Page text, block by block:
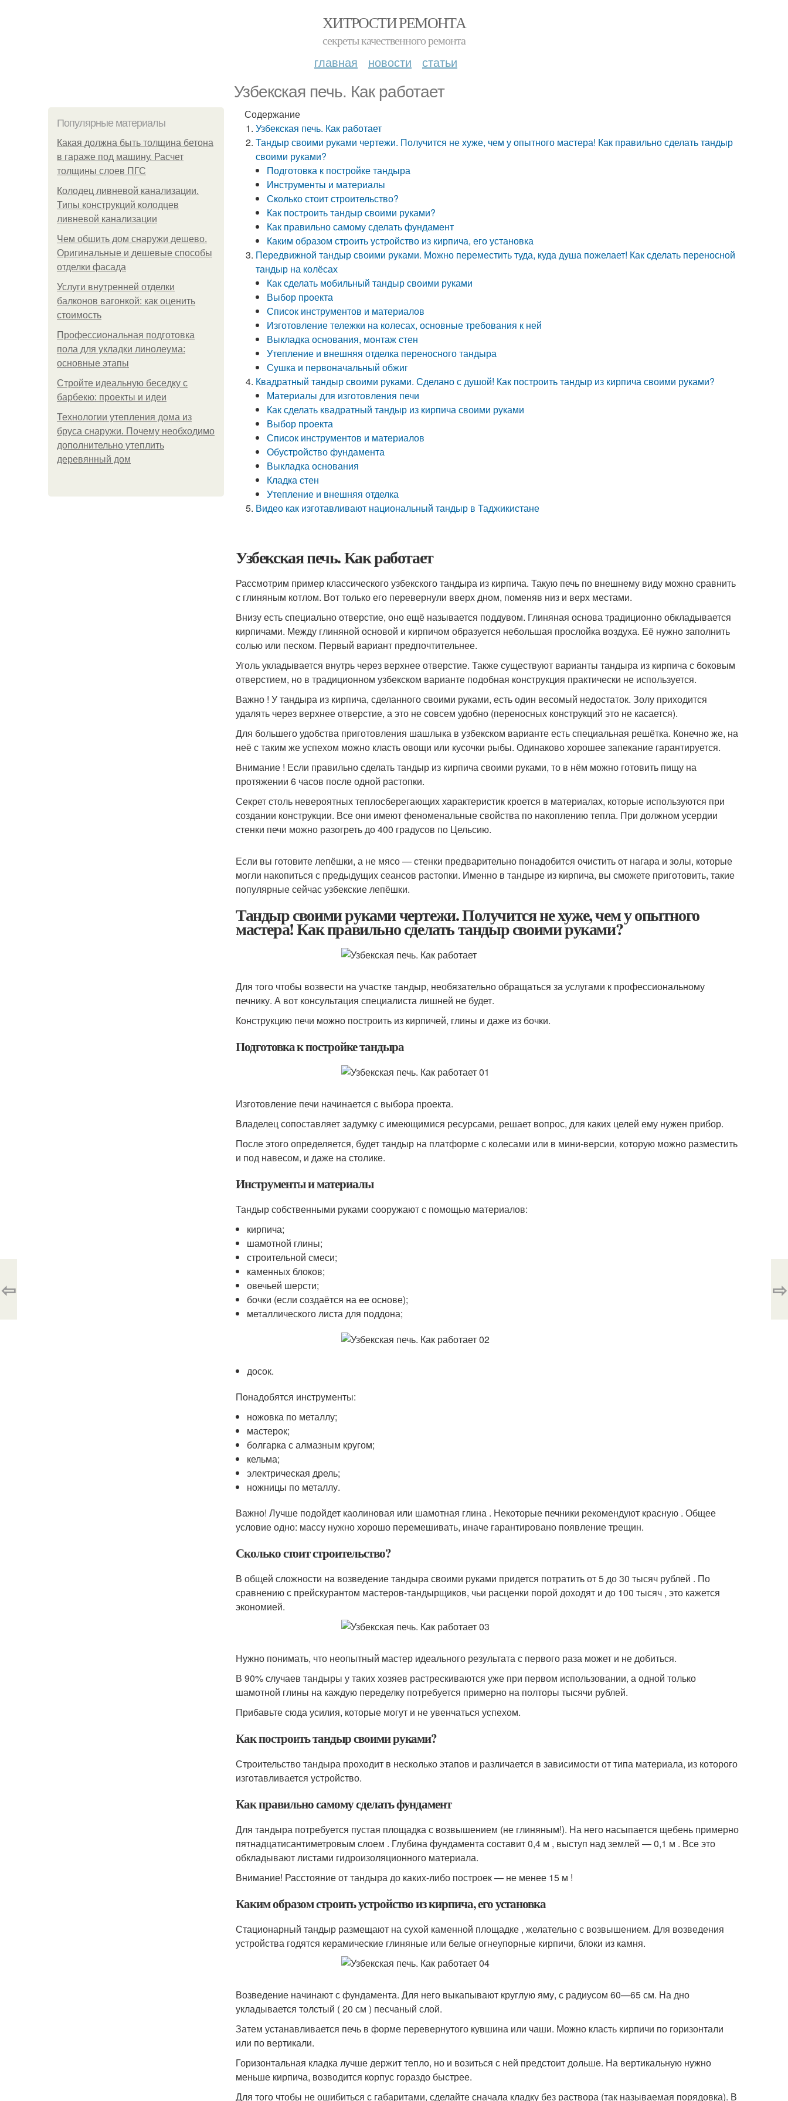
ХИТРОСТИ РЕМОНТА
секреты качественного ремонта
главная новости статьи
Узбекская печь. Как работает
Популярные материалы
Какая должна быть толщина бетона
в гараже под машину. Расчет
толщины слоев ПГС
Колодец ливневой канализации.
Типы конструкций колодцев
ливневой канализации
Чем обшить дом снаружи дешево.
Оригинальные и дешевые способы
отделки фасада
Услуги внутренней отделки
балконов вагонкой: как оценить
стоимость
Профессиональная подготовка
пола для укладки линолеума:
основные этапы
Стройте идеальную беседку с
барбекю: проекты и идеи
Технологии утепления дома из
бруса снаружи. Почему необходимо
дополнительно утеплить
деревянный дом
Содержание
Узбекская печь. Как работает
Тандыр своими руками чертежи. Получится не хуже, чем у опытного мастера! Как правильно сделать тандыр
своими руками?
Подготовка к постройке тандыра
Инструменты и материалы
Сколько стоит строительство?
Как построить тандыр своими руками?
Как правильно самому сделать фундамент
Каким образом строить устройство из кирпича, его установка
Передвижной тандыр своими руками. Можно переместить туда, куда душа пожелает! Как сделать переносной
тандыр на колёсах
Как сделать мобильный тандыр своими руками
Выбор проекта
Список инструментов и материалов
Изготовление тележки на колесах, основные требования к ней
Выкладка основания, монтаж стен
Утепление и внешняя отделка переносного тандыра
Сушка и первоначальный обжиг
Квадратный тандыр своими руками. Сделано с душой! Как построить тандыр из кирпича своими руками?
Материалы для изготовления печи
Как сделать квадратный тандыр из кирпича своими руками
Выбор проекта
Список инструментов и материалов
Обустройство фундамента
Выкладка основания
Кладка стен
Утепление и внешняя отделка
Видео как изготавливают национальный тандыр в Таджикистане
Узбекская печь. Как работает
Рассмотрим пример классического узбекского тандыра из кирпича. Такую печь по внешнему виду можно сравнить
с глиняным котлом. Вот только его перевернули вверх дном, поменяв низ и верх местами.
Внизу есть специально отверстие, оно ещё называется поддувом. Глиняная основа традиционно обкладывается
кирпичами. Между глиняной основой и кирпичом образуется небольшая прослойка воздуха. Её нужно заполнить
солью или песком. Первый вариант предпочтительнее.
Уголь укладывается внутрь через верхнее отверстие. Также существуют варианты тандыра из кирпича с боковым
отверстием, но в традиционном узбекском варианте подобная конструкция практически не используется.
Важно ! У тандыра из кирпича, сделанного своими руками, есть один весомый недостаток. Золу приходится
удалять через верхнее отверстие, а это не совсем удобно (переносных конструкций это не касается).
Для большего удобства приготовления шашлыка в узбекском варианте есть специальная решётка. Конечно же, на
неё с таким же успехом можно класть овощи или кусочки рыбы. Одинаково хорошее запекание гарантируется.
Внимание ! Если правильно сделать тандыр из кирпича своими руками, то в нём можно готовить пищу на
протяжении 6 часов после одной растопки.
Секрет столь невероятных теплосберегающих характеристик кроется в материалах, которые используются при
создании конструкции. Все они имеют феноменальные свойства по накоплению тепла. При должном усердии
стенки печи можно разогреть до 400 градусов по Цельсию.
Если вы готовите лепёшки, а не мясо — стенки предварительно понадобится очистить от нагара и золы, которые
могли накопиться с предыдущих сеансов растопки. Именно в тандыре из кирпича, вы сможете приготовить, такие
популярные сейчас узбекские лепёшки.
Тандыр своими руками чертежи. Получится не хуже, чем у опытного
мастера! Как правильно сделать тандыр своими руками?
Для того чтобы возвести на участке тандыр, необязательно обращаться за услугами к профессиональному
печнику. А вот консультация специалиста лишней не будет.
Конструкцию печи можно построить из кирпичей, глины и даже из бочки.
Подготовка к постройке тандыра
Изготовление печи начинается с выбора проекта.
Владелец сопоставляет задумку с имеющимися ресурсами, решает вопрос, для каких целей ему нужен прибор.
После этого определяется, будет тандыр на платформе с колесами или в мини-версии, которую можно разместить
и под навесом, и даже на столике.
Инструменты и материалы
Тандыр собственными руками сооружают с помощью материалов:
кирпича;
шамотной глины;
строительной смеси;
каменных блоков;
овечьей шерсти;
бочки (если создаётся на ее основе);
металлического листа для поддона;
досок.
Понадобятся инструменты:
ножовка по металлу;
мастерок;
болгарка с алмазным кругом;
кельма;
электрическая дрель;
ножницы по металлу.
Важно! Лучше подойдет каолиновая или шамотная глина . Некоторые печники рекомендуют красную . Общее
условие одно: массу нужно хорошо перемешивать, иначе гарантировано появление трещин.
Сколько стоит строительство?
В общей сложности на возведение тандыра своими руками придется потратить от 5 до 30 тысяч рублей . По
сравнению с прейскурантом мастеров-тандырщиков, чьи расценки порой доходят и до 100 тысяч , это кажется
экономией.
Нужно понимать, что неопытный мастер идеального результата с первого раза может и не добиться.
В 90% случаев тандыры у таких хозяев растрескиваются уже при первом использовании, а одной только
шамотной глины на каждую переделку потребуется примерно на полторы тысячи рублей.
Прибавьте сюда усилия, которые могут и не увенчаться успехом.
Как построить тандыр своими руками?
Строительство тандыра проходит в несколько этапов и различается в зависимости от типа материала, из которого
изготавливается устройство.
Как правильно самому сделать фундамент
Для тандыра потребуется пустая площадка с возвышением (не глиняным!). На него насыпается щебень примерно
пятнадцатисантиметровым слоем . Глубина фундамента составит 0,4 м , выступ над землей — 0,1 м . Все это
обкладывают листами гидроизоляционного материала.
Внимание! Расстояние от тандыра до каких-либо построек — не менее 15 м !
Каким образом строить устройство из кирпича, его установка
Стационарный тандыр размещают на сухой каменной площадке , желательно с возвышением. Для возведения
устройства годятся керамические глиняные или белые огнеупорные кирпичи, блоки из камня.
Возведение начинают с фундамента. Для него выкапывают круглую яму, с радиусом 60—65 см. На дно
укладывается толстый ( 20 см ) песчаный слой.
Затем устанавливается печь в форме перевернутого кувшина или чаши. Можно класть кирпичи по горизонтали
или по вертикали.
Горизонтальная кладка лучше держит тепло, но и возиться с ней предстоит дольше. На вертикальную нужно
меньше кирпича, возводится корпус гораздо быстрее.
Для того чтобы не ошибиться с габаритами, сделайте сначала кладку без раствора (так называемая порядовка). В
⇦ ⇨